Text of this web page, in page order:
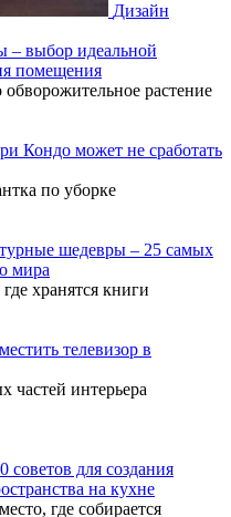
Дизайн
– выбор идеальной
помещения
растение
Кондо может не сработать
по уборке
шедевры – 25 самых
мира
хранятся книги
телевизор в
частей интерьера
для создания
на кухне
где собирается